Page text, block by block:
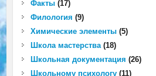
Факты(17)
Филология (9)
Химические элементы(5)
Школа мастерства(18)
Школьная документация (26)
Школьному психологу(11)